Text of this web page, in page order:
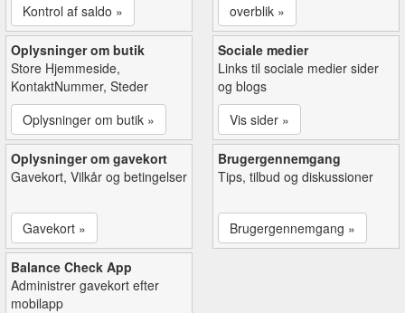
Kontrol af saldo »
overblik »
Oplysninger om butik
Store Hjemmeside,
KontaktNummer, Steder
Oplysninger om butik »
Sociale medier
Links til sociale medier sider
og blogs
Vis sider »
Oplysninger om gavekort
Gavekort, Vilkår og betingelser
Gavekort »
Brugergennemgang
Tips, tilbud og diskussioner
Brugergennemgang »
Balance Check App
Administrer gavekort efter
mobilapp